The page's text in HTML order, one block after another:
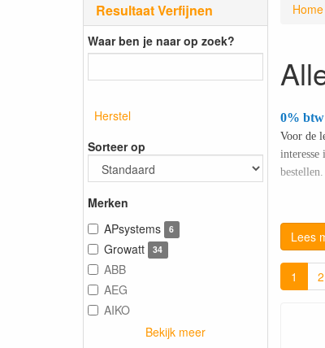
Resultaat Verfijnen
Waar ben je naar op zoek?
Herstel
Sorteer op
Merken
APsystems
6
Growatt 34
ABB
AEG
AIKO
Bekijk meer
Home
0% btw
Voor de
Lees
1 2